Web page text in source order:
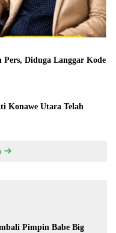
Diduga Langgar Kode
Konawe Utara Telah
Pimpin Babe Big